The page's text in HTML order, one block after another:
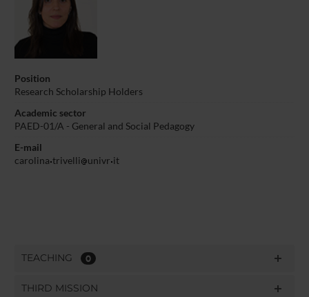
Position
Research Scholarship Holders
Academic sector
PAED-01/A - General and Social Pedagogy
E-mail
carolina trivelli univr it
TEACHING 0
THIRD MISSION